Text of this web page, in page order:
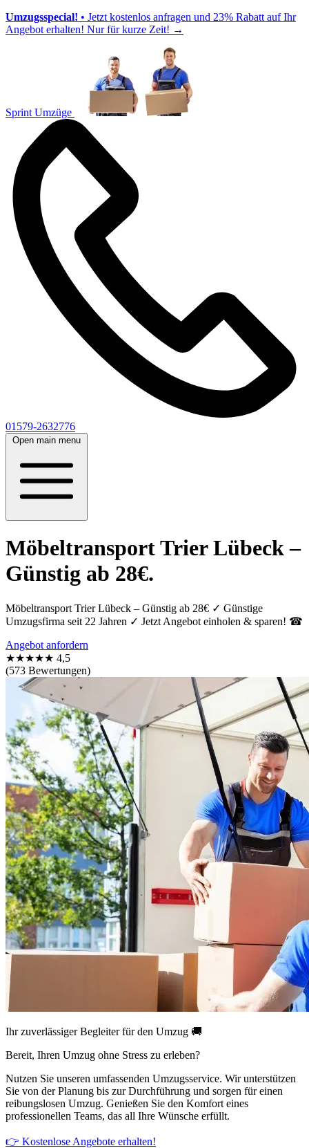
Umzugsspecial! • Jetzt kostenlos anfragen und 23% Rabatt auf Ihr
Angebot erhalten! Nur für kurze Zeit! →
Sprint Umzüge
01579-2632776
Open main menu
Möbeltransport Trier Lübeck –
Günstig ab 28€.
Möbeltransport Trier Lübeck – Günstig ab 28€ ✓ Günstige
Umzugsfirma seit 22 Jahren ✓ Jetzt Angebot einholen & sparen! ☎
Angebot anfordern
★★★★★ 4,5
(573 Bewertungen)
Ihr zuverlässiger Begleiter für den Umzug 🚚
Bereit, Ihren Umzug ohne Stress zu erleben?
Nutzen Sie unseren umfassenden Umzugsservice. Wir unterstützen
Sie von der Planung bis zur Durchführung und sorgen für einen
reibungslosen Umzug. Genießen Sie den Komfort eines
professionellen Teams, das all Ihre Wünsche erfüllt.
👉 Kostenlose Angebote erhalten!